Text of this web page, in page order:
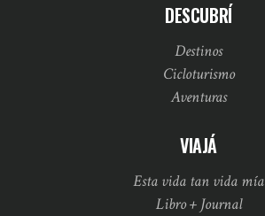
DESCUBRÍ
Destinos
Cicloturismo
Aventuras
VIAJÁ
Esta vida tan vida mía
Libro + Journal